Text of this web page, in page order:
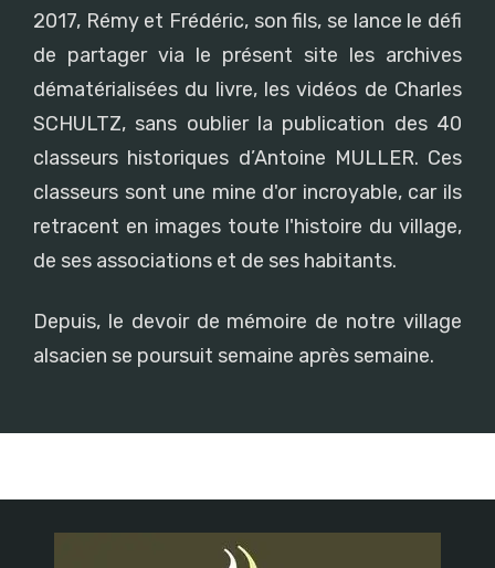
2017, Rémy et Frédéric, son fils, se lance le défi
de partager via le présent site les archives
dématérialisées du livre, les vidéos de Charles
SCHULTZ, sans oublier la publication des 40
classeurs historiques d’Antoine MULLER. Ces
classeurs sont une mine d'or incroyable, car ils
retracent en images toute l'histoire du village,
de ses associations et de ses habitants.
Depuis, le devoir de mémoire de notre village
alsacien se poursuit semaine après semaine.